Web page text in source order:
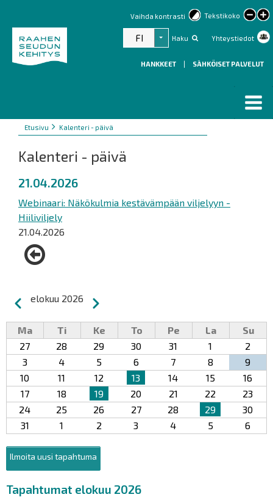
Tekstikoko
text
Vaihda kontrasti
Haku Yhteystiedot
FI Listaa lisätoiminnot
HANKKEET | SÄHKÖISET PALVELUT
Murupolku
You
here:
Etusivu Kalenteri - päivä
Kalenteri - päivä
21.04.2026
Webinaari: Näkökulmia kestävämpään viljelyyn -
Hiiliviljely
21.04.2026
Sivutus
Edellinen
elokuu 2026 Seuraava
Ma Ti Ke To Pe La
Su
27
28 29 30 31 1
2
3
4 5 6 7 8
9
10
11 12 13 14 15
16
17
18 19 20 21 22
23
24
25 26 27 28 29
30
31
1 2 3 4 5 6
Ilmoita uusi tapahtuma
Tapahtumat elokuu 2026